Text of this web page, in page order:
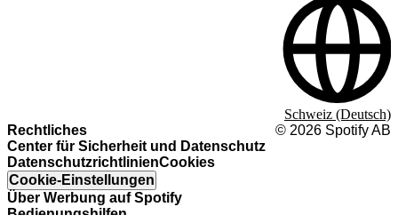
Rechtliches
Center für Sicherheit und Datenschutz
DatenschutzrichtlinienCookies
Cookie-Einstellungen
Über Werbung auf Spotify
Bedienungshilfen
© 2026 Spotify AB
Schweiz (Deutsch)